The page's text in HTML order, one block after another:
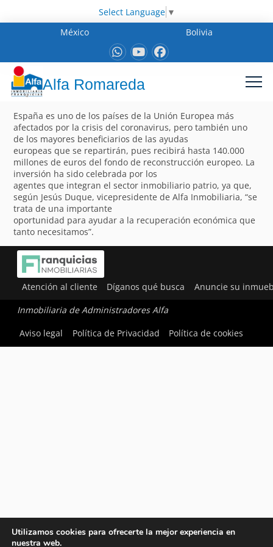
Select Language ▼
México
Bolivia
Alfa Romareda
España es uno de los países de la Unión Europea más
afectados por la crisis del coronavirus, pero también uno
de los mayores beneficiarios de las ayudas
europeas que se repartirán, pues recibirá hasta 140.000
millones de euros del fondo de reconstrucción europeo. La
inversión ha sido celebrada por los
agentes que integran el sector inmobiliario patrio, ya que,
según Jesús Duque, vicepresidente de Alfa Inmobiliaria, “se
trata de una importante
oportunidad para ayudar a la recuperación económica que
tanto necesitamos”.
Atención al cliente Díganos qué busca Anuncie su
Inmobiliaria de Administradores Alfa
Aviso legal
Política de Privacidad Política de cookies
Utilizamos cookies para ofrecerte la mejor experiencia en
nuestra web.